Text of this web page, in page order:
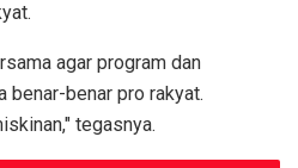
agar program dan
benar-benar pro rakyat.
tegasnya.